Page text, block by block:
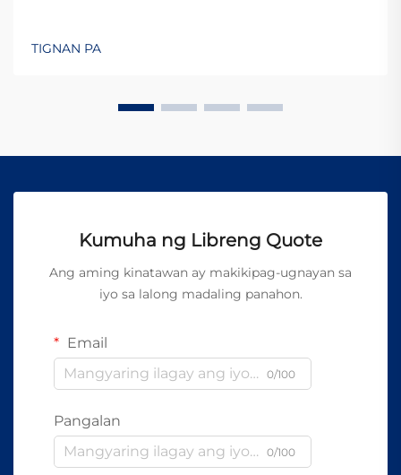
TIGNAN PA
Kumuha ng Libreng Quote
Ang aming kinatawan ay makikipag-ugnayan sa
iyo sa lalong madaling panahon.
Email
0/100
Pangalan
0/100